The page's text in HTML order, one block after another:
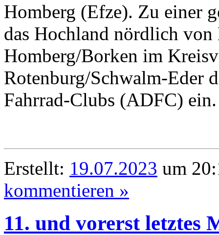
Homberg (Efze). Zu einer
das Hochland nördlich
Homberg/Borken im
Rotenburg/Schwalm-Eder
Fahrrad-Clubs (ADFC) ein.
Erstellt: 19.07.2023 um
kommentieren »
11. und vorerst letztes